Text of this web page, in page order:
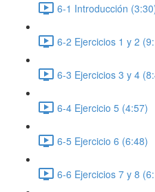
6-1 Introducción
6-2 Ejercicios 1 y 2
6-3 Ejercicios 3 y 4
6-4 Ejercicio 5 (4:57)
6-5 Ejercicio 6 (6:48)
6-6 Ejercicios 7 y 8